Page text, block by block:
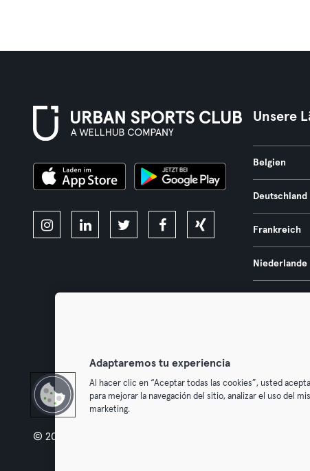
Unsere
Belgien
Deutschland
Frankreich
Niederlande
© 2026 Urban Sports Group GmbH. All rights reserved.
Adaptaremos tu experiencia
Al hacer clic en “Aceptar todas las cookies”, usted
para mejorar la navegación del sitio, analizar el uso del
marketing.